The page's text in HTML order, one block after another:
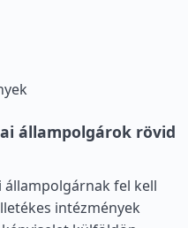
állampolgárok rövid
állampolgárnak fel kell
intézmények